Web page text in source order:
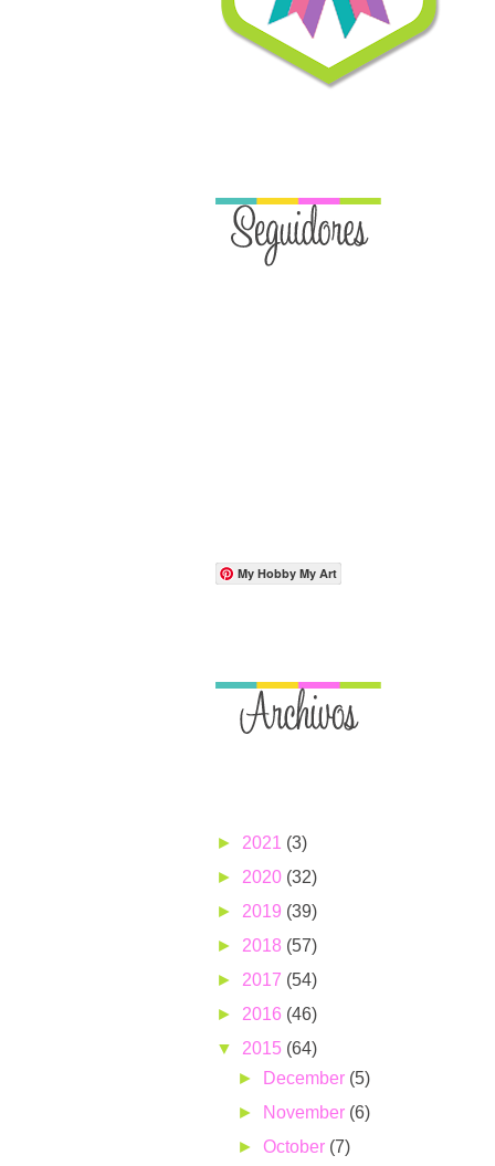
My Hobby My Art
► 2021 (3)
► 2020 (32)
► 2019 (39)
► 2018 (57)
► 2017 (54)
► 2016 (46)
▼ 2015 (64)
►
December (5)
►
November (6)
►October (7)